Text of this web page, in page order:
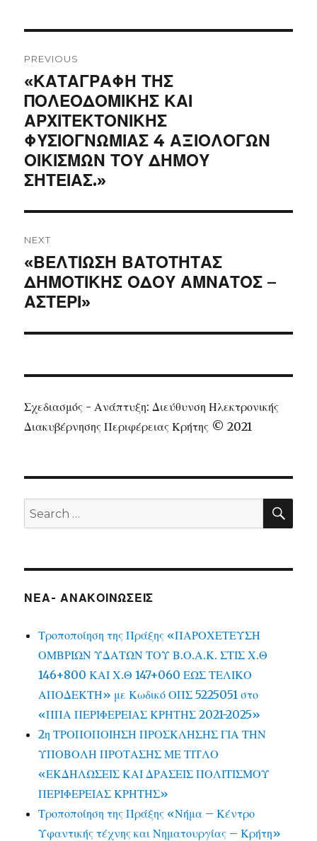
navigation
PREVIOUS
Previous
post:
«ΚΑΤΑΓΡΑΦΗ ΤΗΣ
ΠΟΛΕΟΔΟΜΙΚΗΣ ΚΑΙ
ΑΡΧΙΤΕΚΤΟΝΙΚΗΣ
ΦΥΣΙΟΓΝΩΜΙΑΣ 4 ΑΞΙΟΛΟΓΩΝ
ΟΙΚΙΣΜΩΝ ΤΟΥ ΔΗΜΟΥ
ΣΗΤΕΙΑΣ.»
NEXT
Next
post:
«ΒΕΛΤΙΩΣΗ ΒΑΤΟΤΗΤΑΣ
ΔΗΜΟΤΙΚΗΣ ΟΔΟΥ ΑΜΝΑΤΟΣ –
ΑΣΤΕΡΙ»
Σχεδιασμός - Ανάπτυξη: Διεύθυνση Ηλεκτρονικής
Διακυβέρνησης Περιφέρειας Κρήτης © 2021
Search
for:
ΝΕΑ- ΑΝΑΚΟΙΝΩΣΕΙΣ
Τροποποίηση της Πράξης «ΠΑΡΟΧΕΤΕΥΣΗ
ΟΜΒΡΙΩΝ ΥΔΑΤΩΝ ΤΟΥ Β.Ο.Α.Κ. ΣΤΙΣ Χ.Θ
146+800 ΚΑΙ Χ.Θ 147+060 ΕΩΣ ΤΕΛΙΚΟ
ΑΠΟΔΕΚΤΗ» με Κωδικό ΟΠΣ 5225051 στο
«ΠΠΑ ΠΕΡΙΦΕΡΕΙΑΣ ΚΡΗΤΗΣ 2021-2025»
2η ΤΡΟΠΟΠΟΙΗΣΗ ΠΡΟΣΚΛΗΣΗΣ ΓΙΑ ΤΗΝ
ΥΠΟΒΟΛΗ ΠΡΟΤΑΣΗΣ ΜΕ ΤΙΤΛΟ
«ΕΚΔΗΛΩΣΕΙΣ ΚΑΙ ΔΡΑΣΕΙΣ ΠΟΛΙΤΙΣΜΟΥ
ΠΕΡΙΦΕΡΕΙΑΣ ΚΡΗΤΗΣ»
Τροποποίηση της Πράξης «Νήμα – Κέντρο
Υφαντικής τέχνης και Νηματουργίας – Κρήτη»